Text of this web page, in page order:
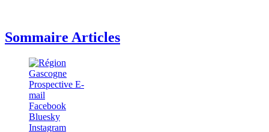
Sommaire Articles